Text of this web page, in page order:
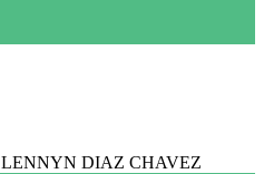
LENNYN DIAZ CHAVEZ